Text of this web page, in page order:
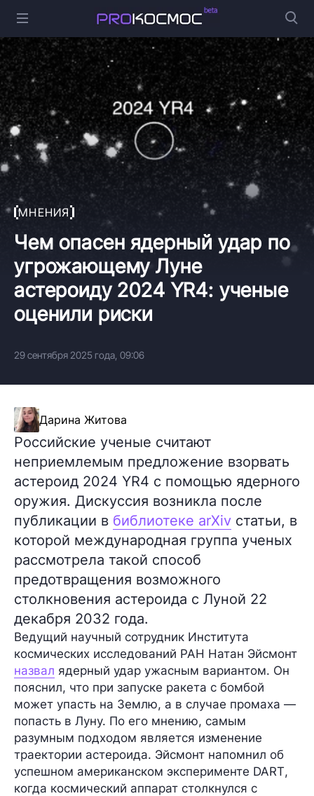
МНЕНИЯ
Чем опасен ядерный удар по
угрожающему Луне
астероиду 2024 YR4: ученые
оценили риски
29 сентября 2025 года, 09:06
Дарина Житова
Российские ученые считают
неприемлемым предложение взорвать
астероид 2024 YR4 с помощью ядерного
оружия. Дискуссия возникла после
публикации в библиотеке arXiv статьи, в
которой международная группа ученых
рассмотрела такой способ
предотвращения возможного
столкновения астероида с Луной 22
декабря 2032 года.
Ведущий научный сотрудник Института
космических исследований РАН Натан Эйсмонт
назвал ядерный удар ужасным вариантом. Он
пояснил, что при запуске ракета с бомбой
может упасть на Землю, а в случае промаха —
попасть в Луну. По его мнению, самым
разумным подходом является изменение
траектории астероида. Эйсмонт напомнил об
успешном американском эксперименте DART,
когда космический аппарат столкнулся с